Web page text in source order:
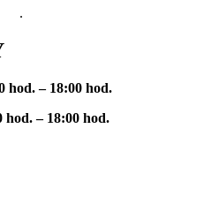
.
hod. – 18:00 hod.
hod. – 18:00 hod.